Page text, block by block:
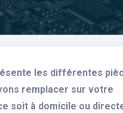
les différentes
remplacer sur votre
soit à domicile ou